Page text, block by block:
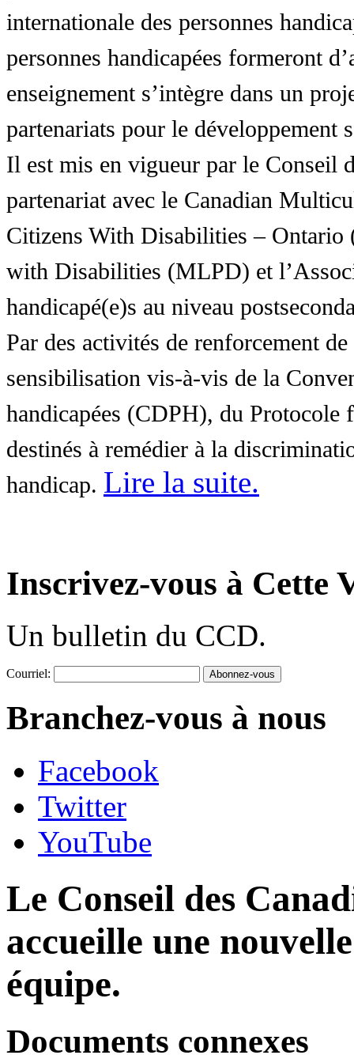
internationale des personnes
personnes handicapées formeront
enseignement s’intègre dans un
partenariats pour le développement
Il est mis en vigueur par le Conseil
partenariat avec le Canadian
Citizens With Disabilities – Ontario
with Disabilities (MLPD) et
handicapé(e)s au niveau
Par des activités de renforcement
sensibilisation vis-à-vis de la
handicapées (CDPH), du Protocole
destinés à remédier à la
handicap. Lire la suite.
Inscrivez-vous à Cette
Un bulletin du CCD.
Courriel:
Branchez-vous à nous
Facebook
Twitter
YouTube
Le Conseil des
accueille une
équipe.
Documents connexes